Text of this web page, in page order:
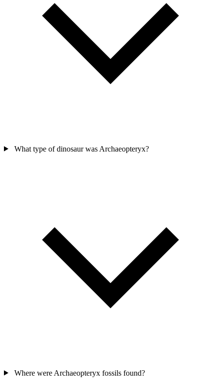
What type of dinosaur was Archaeopteryx?
Where were Archaeopteryx fossils found?